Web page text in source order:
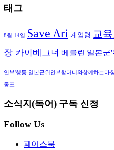
태그
8월 14일 Save Ari 계엄령 교
장 카이베그너 베를린 일본군
안부'행동 일본군위안부할머니와함께하는마
동포
소식지(독어) 구독 신청
Follow Us
페이스북